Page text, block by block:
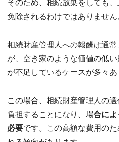
✉
わせ
メー
こち
ら ›
📞
お電
料査
0120-
536-
408 ／
9:00〜
そのため、相続放棄をしても
免除されるわけではありません
相続財産管理人への報酬は通
が、空き家のような価値の低
が不足しているケースが多々あ
この場合、相続財産管理人の
負担することになり、場合によ
必要です。この高額な費用の